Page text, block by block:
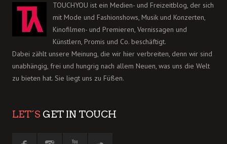
TOUCHYOU ist ein Medien- und Freizeitblog, der sich
mit Mode und Fashionshows, Musik und Konzerten,
Kinofilmen- und Premieren, Vernissagen und
Künstlern, Promis und Co. beschäftigt.
Dabei zählt unsere Meinung, die wir hier verbreiten, denn wir sind
unabhängig, frei und hungrig nach allem Neuen, was uns die Welt
zu bieten hat. Sie liegt uns zu Füßen.
LET´S GET IN TOUCH